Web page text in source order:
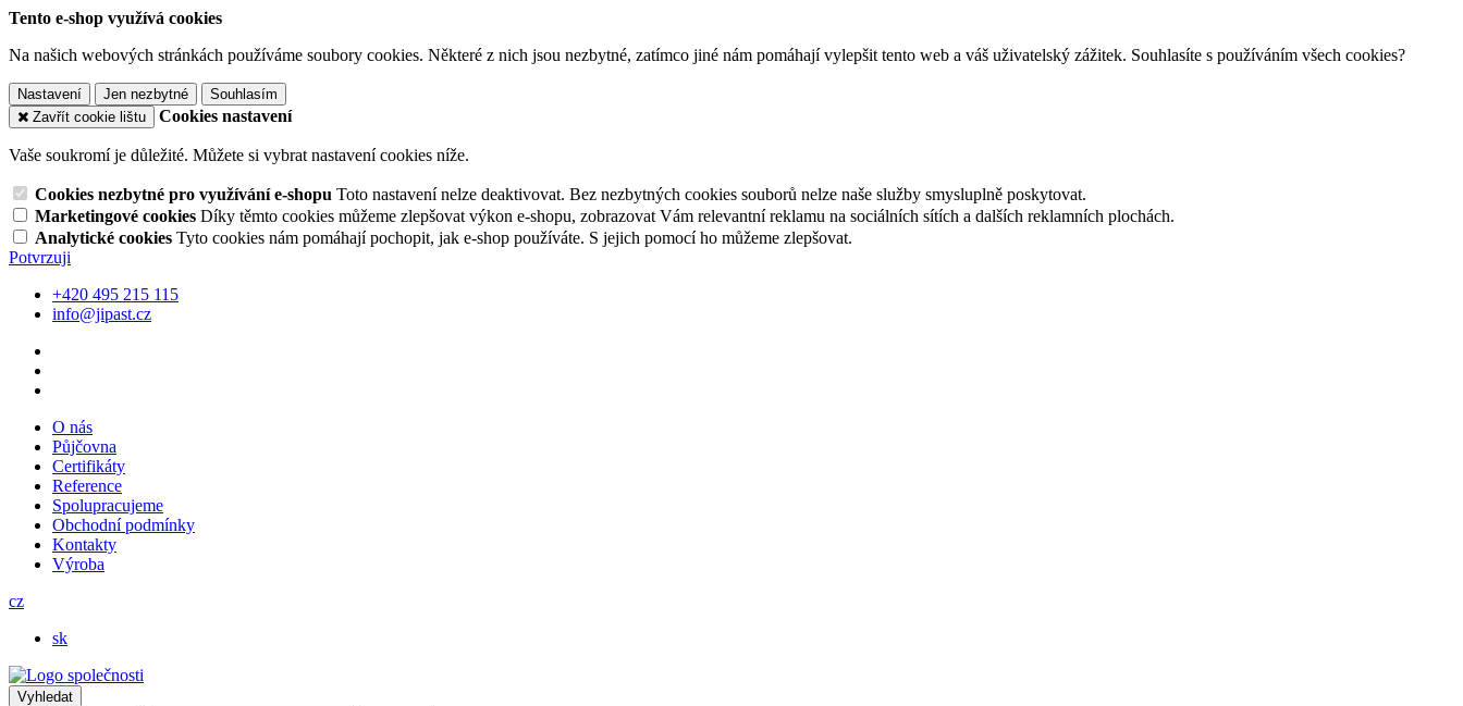
Tento e-shop využívá cookies
Na našich webových stránkách používáme soubory cookies. Některé z nich jsou nezbytné, zatímco jiné nám pomáhají vylepšit tento web a váš uživatelský zážitek. Souhlasíte s používáním všech cookies?
Nastavení Jen nezbytné
Souhlasím
Zavřít cookie lištu
Cookies nastavení
Vaše soukromí je důležité. Můžete si vybrat nastavení cookies níže.
Cookies nezbytné pro využívání e-shopu Toto nastavení nelze deaktivovat. Bez nezbytných cookies souborů nelze naše služby smysluplně poskytovat.
Marketingové cookies Díky těmto cookies můžeme zlepšovat výkon e-shopu, zobrazovat Vám relevantní reklamu na sociálních sítích a dalších reklamních plochách.
Analytické cookies Tyto cookies nám pomáhají pochopit, jak e-shop používáte. S jejich pomocí ho můžeme zlepšovat.
Potvrzuji
+420 495 215 115
info@jipast.cz
O nás
Půjčovna
Certifikáty
Reference
Spolupracujeme
Obchodní podmínky
Kontakty
Výroba
cz
sk
Vyhledat